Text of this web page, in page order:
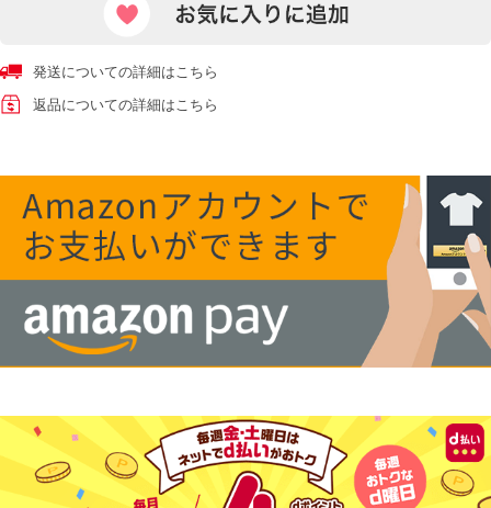
発送についての詳細はこちら
返品についての詳細はこちら